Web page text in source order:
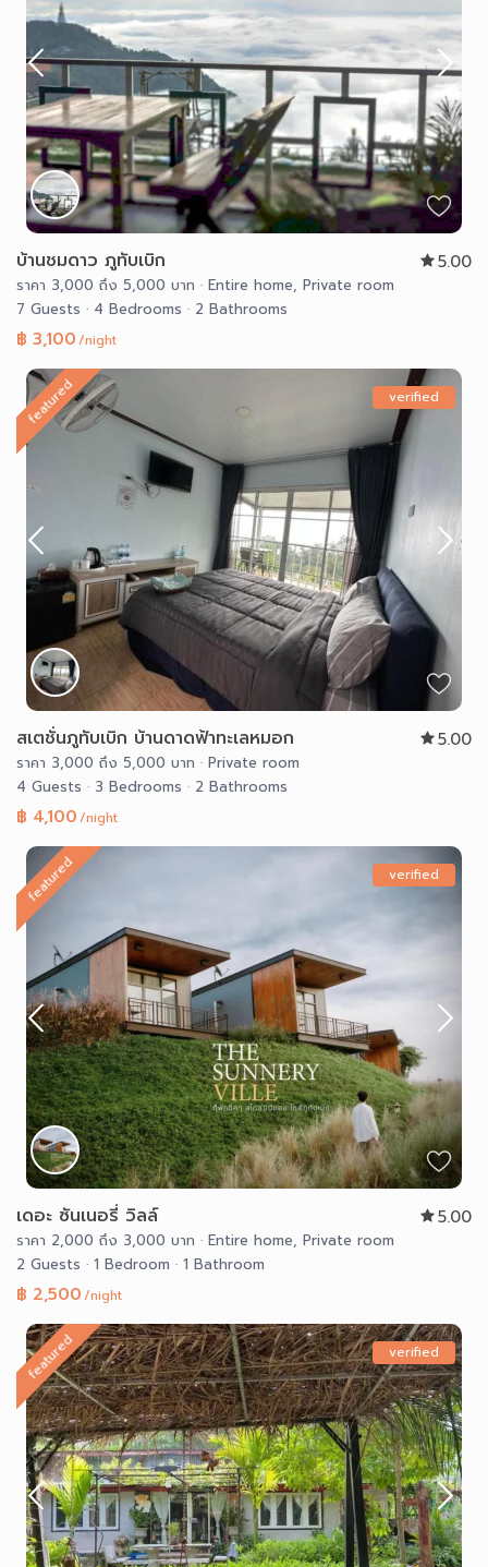
บ้านชมดาว ภูทับเบิก 5.00
ราคา 3,000 ถึง 5,000 บาท · Entire home,Private room
7 Guests· 4 Bedrooms· 2 Bathrooms
฿ 3,100/night
featured verified
สเตชั่นภูทับเบิก บ้านดาดฟ้าทะเลหมอก 5.00
ราคา 3,000 ถึง 5,000 บาท · Private room
4 Guests· 3 Bedrooms· 2 Bathrooms
฿ 4,100/night
featured verified
เดอะ ซันเนอรี่ วิลล์ 5.00
ราคา 2,000 ถึง 3,000 บาท · Entire home,Private room
2 Guests· 1 Bedroom· 1 Bathroom
฿ 2,500/night
featured verified